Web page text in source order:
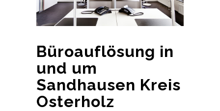
Büroauflösung in
und um
Sandhausen Kreis
Osterholz